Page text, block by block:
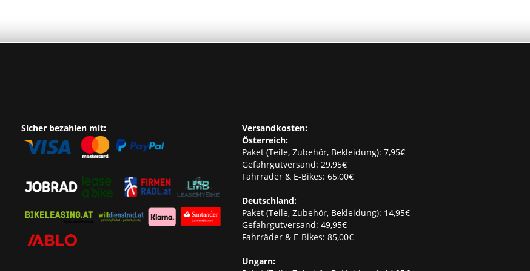
Sicher bezahlen mit:
Versandkosten:
Österreich:
Paket (Teile, Zubehör, Bekleidung): 7,95€
Gefahrgutversand: 29,95€
Fahrräder & E-Bikes: 65,00€
Deutschland:
Paket (Teile, Zubehör, Bekleidung): 14,95€
Gefahrgutversand: 49,95€
Fahrräder & E-Bikes: 85,00€
Ungarn: